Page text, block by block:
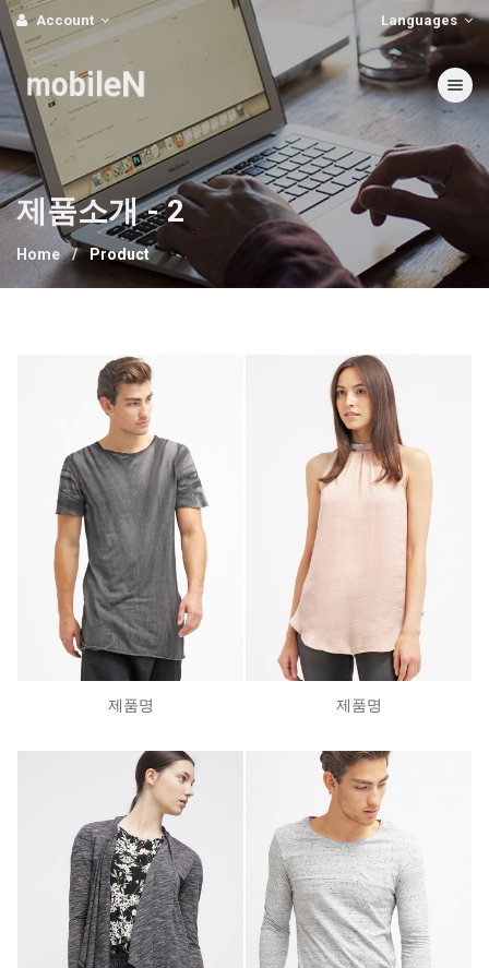
Account Languages
Toggle
mobileN
제품소개 - 2
Home Product
제품명 제품명